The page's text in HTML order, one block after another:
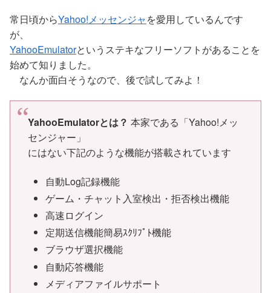
常日頃からYahoo!メッセンジャを愛用しているんです
が、
YahooEmulatorというステキなフリーソフトがあることを
始めて知りました。
なんか面白そうなので、後で試してみよ！
YahooEmulatorとは？ 本家である「Yahoo!メッ
センジャー」
にはない下記のような機能が搭載されています
自動Log記録機能
ゲーム・チャット入室検出・拒否検出機能
高速ログイン
定期送信機能簡易ｽｸﾘﾌﾟﾄ機能
ブラウザ選択機能
自動応答機能
メディアファイルサポート